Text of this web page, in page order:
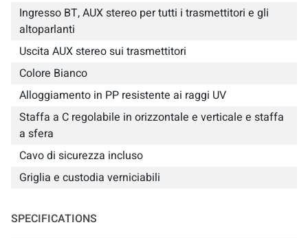
Ingresso BT, AUX stereo per tutti i trasmettitori e gli
altoparlanti
Uscita AUX stereo sui trasmettitori
Colore Bianco
Alloggiamento in PP resistente ai raggi UV
Staffa a C regolabile in orizzontale e verticale e staffa
a sfera
Cavo di sicurezza incluso
Griglia e custodia verniciabili
SPECIFICATIONS